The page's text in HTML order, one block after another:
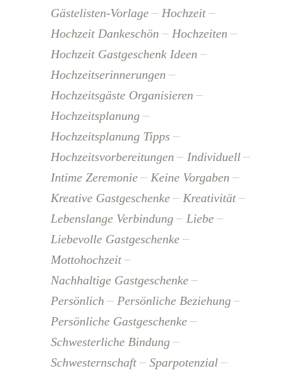
Gästelisten-Vorlage
Hochzeit
Hochzeit Dankeschön
Hochzeiten
Hochzeit Gastgeschenk Ideen
Hochzeitserinnerungen
Hochzeitsgäste Organisieren
Hochzeitsplanung
Hochzeitsplanung Tipps
Hochzeitsvorbereitungen
Individuell
Intime Zeremonie
Keine Vorgaben
Kreative Gastgeschenke
Kreativität
Lebenslange Verbindung
Liebe
Liebevolle Gastgeschenke
Mottohochzeit
Nachhaltige Gastgeschenke
Persönlich
Persönliche Beziehung
Persönliche Gastgeschenke
Schwesterliche Bindung
Schwesternschaft
Sparpotenzial